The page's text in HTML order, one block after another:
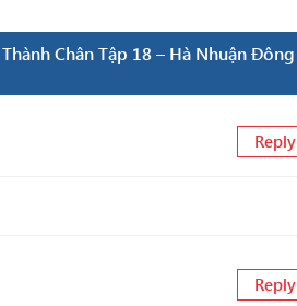
Chân Tập 18 – Hà Nhuận Đông
Reply
Reply